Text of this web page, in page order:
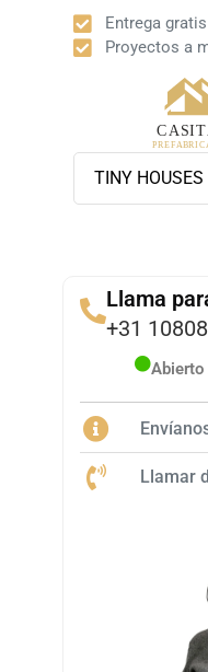
Entrega gratis
Proyectos a
TINY HOUSES
Llama
+31
Llamar